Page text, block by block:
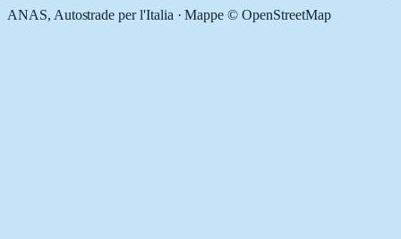
ANAS, Autostrade per l'Italia · Mappe © OpenStreetMap